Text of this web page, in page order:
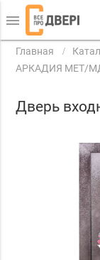
menu
Главная
АРКАДИЯ МЕТ/
Дверь